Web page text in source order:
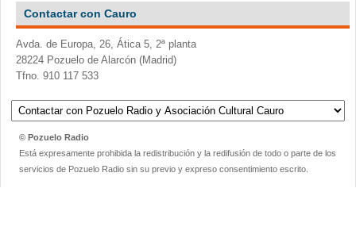
Contactar con Cauro
Avda. de Europa, 26, Ática 5, 2ª planta
28224 Pozuelo de Alarcón (Madrid)
Tfno. 910 117 533
© Pozuelo Radio
Está expresamente prohibida la redistribución y la redifusión de todo o parte de los
servicios de Pozuelo Radio sin su previo y expreso consentimiento escrito.